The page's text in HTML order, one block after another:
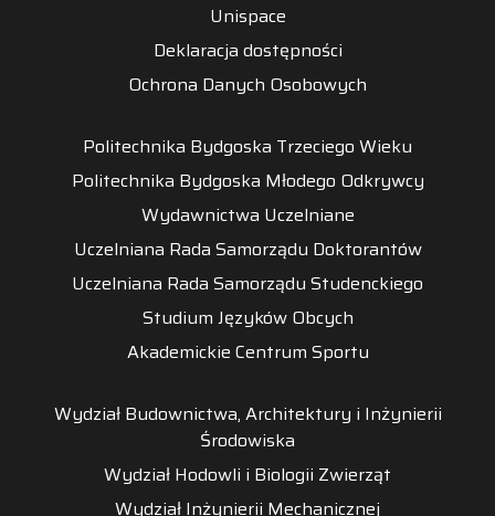
Unispace
Deklaracja dostępności
Ochrona Danych Osobowych
Politechnika Bydgoska Trzeciego Wieku
Politechnika Bydgoska Młodego Odkrywcy
Wydawnictwa Uczelniane
Uczelniana Rada Samorządu Doktorantów
Uczelniana Rada Samorządu Studenckiego
Studium Języków Obcych
Akademickie Centrum Sportu
Wydział Budownictwa, Architektury i Inżynierii
Środowiska
Wydział Hodowli i Biologii Zwierząt
Wydział Inżynierii Mechanicznej